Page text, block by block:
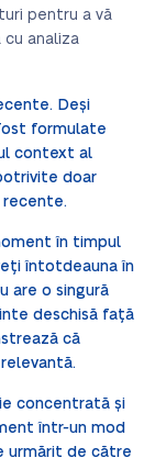
pentru a vă
analiza
Deși
formulate
context al
doar
în timpul
întotdeauna în
are o singură
deschisă față
că
concentrată și
într-un mod
urmărit de către